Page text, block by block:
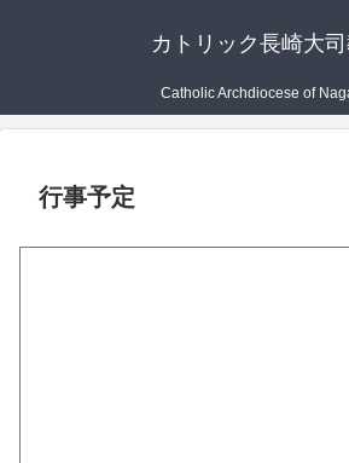
カトリック長崎大司
Catholic Archdiocese of
行事予定